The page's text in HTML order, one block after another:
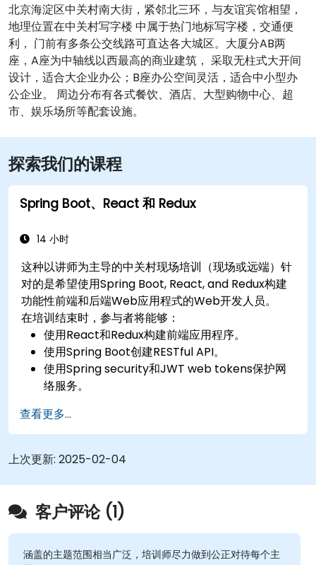
北京海淀区中关村南大街，紧邻北三环，与友谊宾馆相望，
地理位置在中关村写字楼 中属于热门地标写字楼，交通便
利， 门前有多条公交线路可直达各大城区。大厦分AB两
座，A座为中轴线以西最高的商业建筑， 采取无柱式大开间
设计，适合大企业办公；B座办公空间灵活，适合中小型办
公企业。 周边分布有各式餐饮、酒店、大型购物中心、超
市、娱乐场所等配套设施。
探索我们的课程
Spring Boot、React 和 Redux
14 小时
这种以讲师为主导的中关村现场培训（现场或远端）针
对的是希望使用Spring Boot, React, and Redux构建
功能性前端和后端Web应用程式的Web开发人员。
在培训结束时，参与者将能够：
使用React和Redux构建前端应用程序。
使用Spring Boot创建RESTful API。
使用Spring security和JWT web tokens保护网
络服务。
查看更多...
上次更新: 2025-02-04
客户评论 (1)
涵盖的主题范围相当广泛，培训师尽力做到公正对待每个主